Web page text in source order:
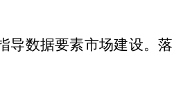
导数据要素市场建设。落